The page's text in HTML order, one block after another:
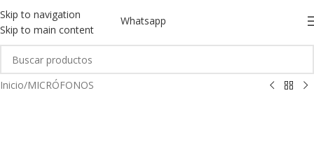
Skip to navigation
Skip to main content
Whatsapp
Inicio/MICRÓFONOS